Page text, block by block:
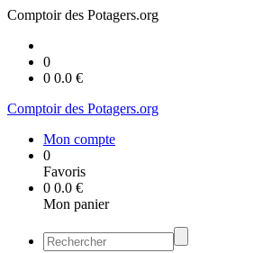
Comptoir des Potagers.org
0
0 0.0 €
Comptoir des Potagers.org
Mon compte
0
Favoris
0 0.0 €
Mon panier